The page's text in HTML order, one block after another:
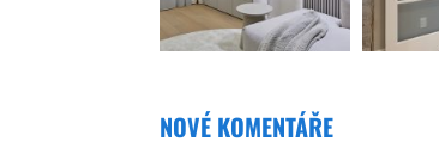
NOVÉ KOMENTÁŘE